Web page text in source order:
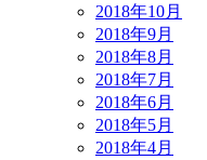
2018年10月
2018年9月
2018年8月
2018年7月
2018年6月
2018年5月
2018年4月